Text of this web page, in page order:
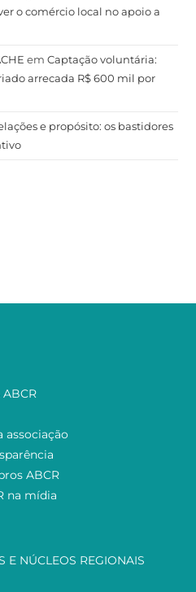
o comércio local no apoio a
emCaptação voluntária:
arrecada R$ 600 mil por
e propósito: os bastidores
ABCR
associação
ABCR
na mídia
E NÚCLEOS REGIONAIS